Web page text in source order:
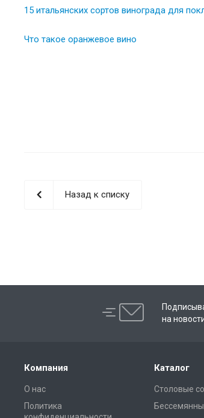
15 итальянских сортов винограда для
Что такое оранжевое вино
Назад к списку
на
Компания
О нас
Политика
Каталог
Столовые